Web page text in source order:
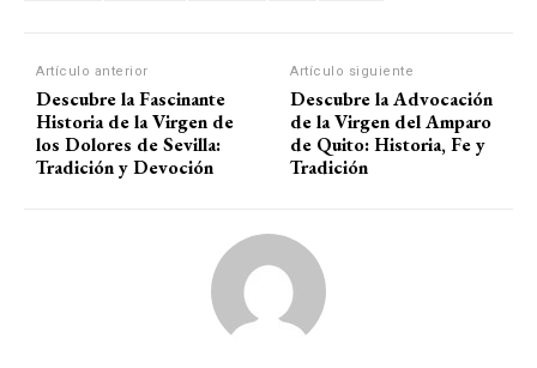
Artículo anterior
Descubre la Fascinante
Historia de la Virgen de
los Dolores de Sevilla:
Tradición y Devoción
Artículo siguiente
Descubre la Advocación
de la Virgen del Amparo
de Quito: Historia, Fe y
Tradición